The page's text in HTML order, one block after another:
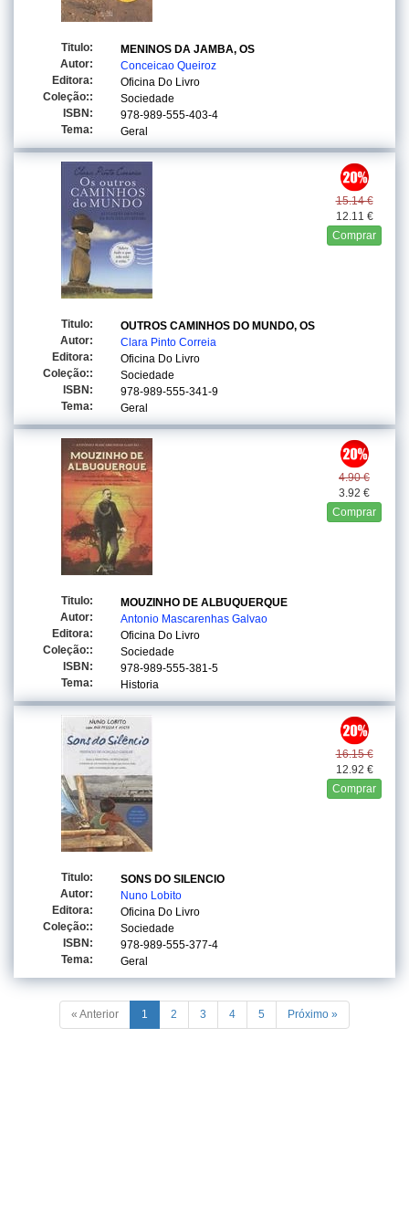
Titulo:
MENINOS DA JAMBA, OS
Autor:
Conceicao Queiroz
Editora:
Oficina Do Livro
Coleção::
Sociedade
ISBN:
978-989-555-403-4
Tema:
Geral
15.14 €
12.11 €
Comprar
Titulo:
OUTROS CAMINHOS DO MUNDO, OS
Autor:
Clara Pinto Correia
Editora:
Oficina Do Livro
Coleção::
Sociedade
ISBN:
978-989-555-341-9
Tema:
Geral
4.90 €
3.92 €
Comprar
Titulo:
MOUZINHO DE ALBUQUERQUE
Autor:
Antonio Mascarenhas Galvao
Editora:
Oficina Do Livro
Coleção::
Sociedade
ISBN:
978-989-555-381-5
Tema:
Historia
16.15 €
12.92 €
Comprar
Titulo:
SONS DO SILENCIO
Autor:
Nuno Lobito
Editora:
Oficina Do Livro
Coleção::
Sociedade
ISBN:
978-989-555-377-4
Tema:
Geral
« Anterior 1 2 3 4 5 Próximo »